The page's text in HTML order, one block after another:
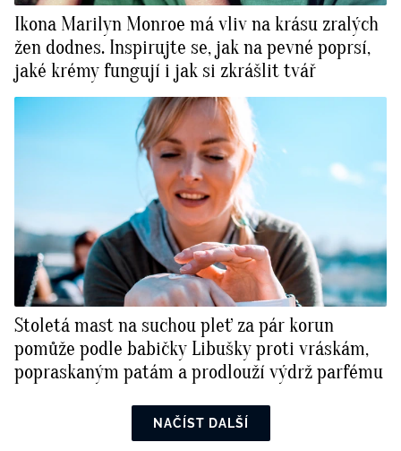
Ikona Marilyn Monroe má vliv na krásu zralých
žen dodnes. Inspirujte se, jak na pevné poprsí,
jaké krémy fungují i jak si zkrášlit tvář
Stoletá mast na suchou pleť za pár korun
pomůže podle babičky Libušky proti vráskám,
popraskaným patám a prodlouží výdrž parfému
NAČÍST DALŠÍ